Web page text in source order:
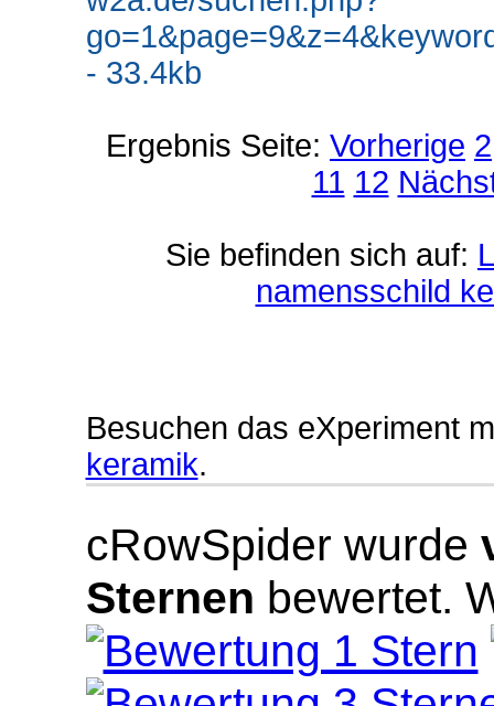
- 33.4kb
Ergebnis Seite: Vorherige 2
11 12
Sie befinden sich auf:
namensschild
Besuchen das eXperiment
keramik.
cRowSpider wurde
Sternen bewertet.